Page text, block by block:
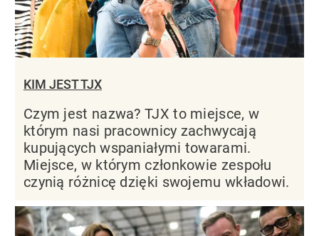
KIM JEST TJX
Czym jest nazwa? TJX to miejsce, w
którym nasi pracownicy zachwycają
kupujących wspaniałymi towarami.
Miejsce, w którym członkowie zespołu
czynią różnicę dzięki swojemu wkładowi.